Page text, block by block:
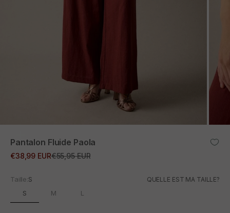
Pantalon Fluide Paola
Prix promotionnel
€38,99 EURPrix normal
€55,95 EUR
Taille:S QUELLE EST MA TAILLE?
S M L